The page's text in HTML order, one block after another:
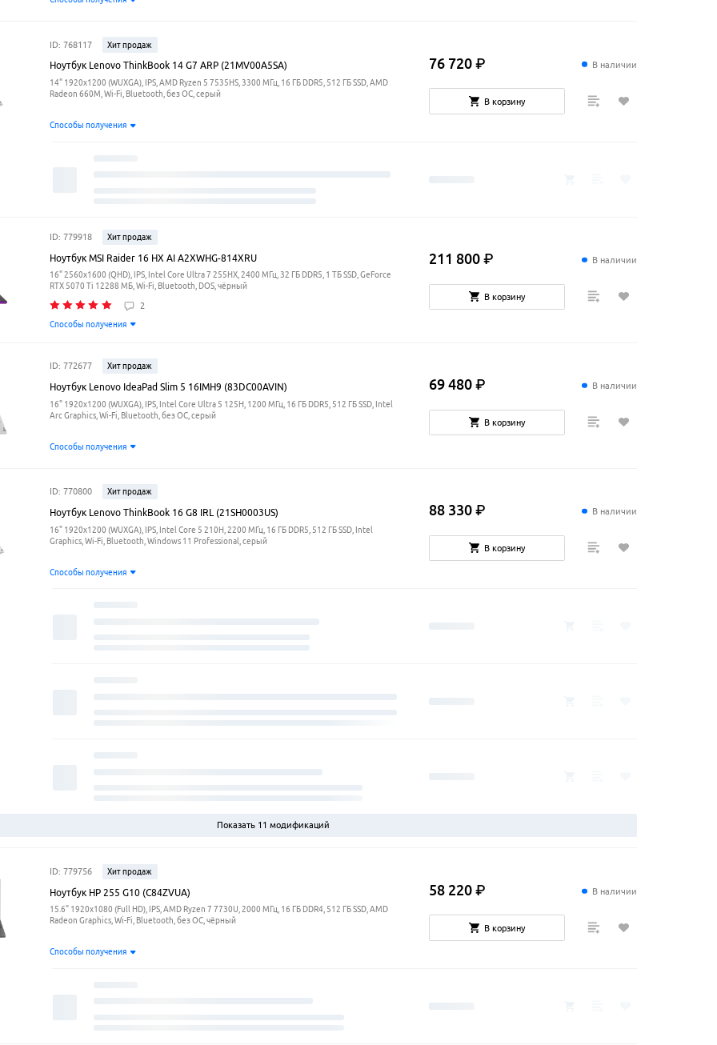
ID: 768117 Хит продаж
Ноутбук Lenovo ThinkBook 14 G7 ARP (21MV00A5SA)
14" 1920x1200 (WUXGA), IPS, AMD Ryzen 5 7535HS, 3300 МГц, 16 ГБ DDR5, 512 ГБ SSD, AMD
Radeon 660M, Wi-Fi, Bluetooth, без ОС, серый
Способы получения
В наличии
76 720 ₽
В корзину
ID: 779918 Хит продаж
Ноутбук MSI Raider 16 HX AI A2XWHG-814XRU
16" 2560x1600 (QHD), IPS, Intel Core Ultra 7 255HX, 2400 МГц, 32 ГБ DDR5, 1 ТБ SSD, GeForce
RTX 5070 Ti 12288 МБ, Wi-Fi, Bluetooth, DOS, чёрный
2
Способы получения
В наличии
211 800 ₽
В корзину
ID: 772677 Хит продаж
Ноутбук Lenovo IdeaPad Slim 5 16IMH9 (83DC00AVIN)
16" 1920x1200 (WUXGA), IPS, Intel Core Ultra 5 125H, 1200 МГц, 16 ГБ DDR5, 512 ГБ SSD, Intel
Arc Graphics, Wi-Fi, Bluetooth, без ОС, серый
Способы получения
В наличии
69 480 ₽
В корзину
ID: 770800 Хит продаж
Ноутбук Lenovo ThinkBook 16 G8 IRL (21SH0003US)
16" 1920x1200 (WUXGA), IPS, Intel Core 5 210H, 2200 МГц, 16 ГБ DDR5, 512 ГБ SSD, Intel
Graphics, Wi-Fi, Bluetooth, Windows 11 Professional, серый
Способы получения
В наличии
88 330 ₽
В корзину
Показать 11 модификаций
ID: 779756 Хит продаж
Ноутбук HP 255 G10 (C84ZVUA)
15.6" 1920x1080 (Full HD), IPS, AMD Ryzen 7 7730U, 2000 МГц, 16 ГБ DDR4, 512 ГБ SSD, AMD
Radeon Graphics, Wi-Fi, Bluetooth, без ОС, чёрный
Способы получения
В наличии
58 220 ₽
В корзину